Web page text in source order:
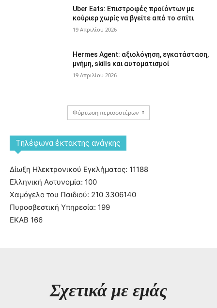
Uber Eats: Επιστροφές προϊόντων με
κούριερ χωρίς να βγείτε από το σπίτι
19 Απριλίου 2026
Hermes Agent: αξιολόγηση, εγκατάσταση,
μνήμη, skills και αυτοματισμοί
19 Απριλίου 2026
Φόρτωση περισσοτέρων
Tηλέφωνα έκτακτης ανάγκης
Δίωξη Ηλεκτρονικού Εγκλήματος: 11188
Ελληνική Αστυνομία: 100
Χαμόγελο του Παιδιού: 210 3306140
Πυροσβεστική Υπηρεσία: 199
ΕΚΑΒ 166
Σχετικά με εμάς